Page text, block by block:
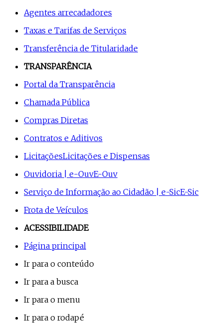
Agentes arrecadadores
Taxas e Tarifas de Serviços
Transferência de Titularidade
TRANSPARÊNCIA
Portal da Transparência
Chamada Pública
Compras Diretas
Contratos e Aditivos
LicitaçõesLicitações e Dispensas
Ouvidoria | e-OuvE-Ouv
Serviço de Informação ao Cidadão | e-SicE-Sic
Frota de Veículos
ACESSIBILIDADE
Página principal
Ir para o conteúdo
Ir para a busca
Ir para o menu
Ir para o rodapé